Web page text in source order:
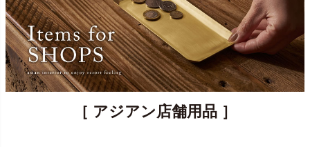
［ アジアン店舗用品 ］